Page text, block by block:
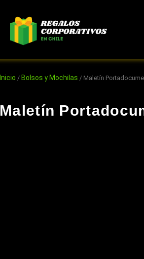
Inicio / Bolsos y Mochilas / Maletín
Maletín